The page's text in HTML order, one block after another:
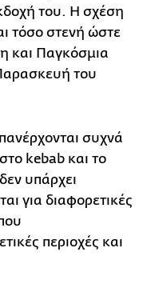
του. Η σχέση
τόσο στενή ώστε
και Παγκόσμια
του
συχνά
kebab και το
υπάρχει
για διαφορετικές
περιοχές και